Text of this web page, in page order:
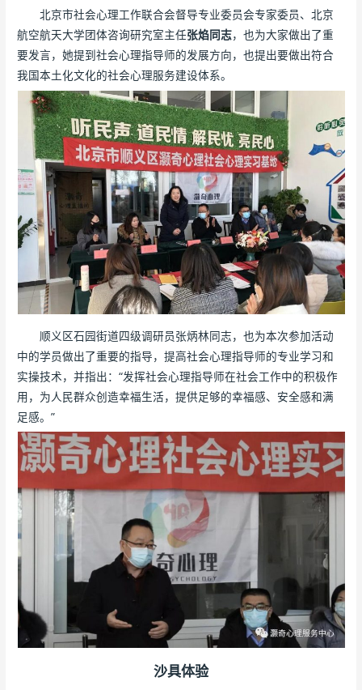
北京市社会心理工作联合会督导专业委员会专家委员、北京
航空航天大学团体咨询研究室主任张焰同志，也为大家做出了重
要发言，她提到社会心理指导师的发展方向，也提出要做出符合
我国本土化文化的社会心理服务建设体系。
顺义区石园街道四级调研员张炳林同志，也为本次参加活动
中的学员做出了重要的指导，提高社会心理指导师的专业学习和
实操技术，并指出：“发挥社会心理指导师在社会工作中的积极作
用，为人民群众创造幸福生活，提供足够的幸福感、安全感和满
足感。”
沙具体验